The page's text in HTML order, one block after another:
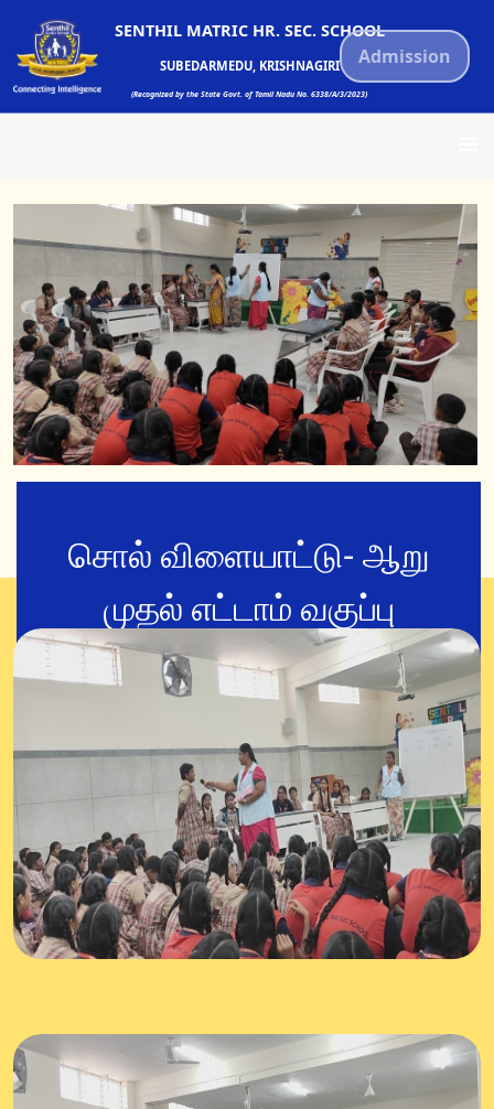
SENTHIL MATRIC HR. SEC. SCHOOL
SUBEDARMEDU, KRISHNAGIRI
(Recognized by the State Govt. of Tamil Nadu No. 6338/A/3/2023)
Admission
சொல் விளையாட்டு- ஆறு
முதல் எட்டாம் வகுப்பு
27-Jan-2025
சொல் விளையாட்டு- பூமி, நெருப்பு, நீர், காற்று நான்கு அணி
மாணவ மாணவிகள் பங்கேற்றனர்.